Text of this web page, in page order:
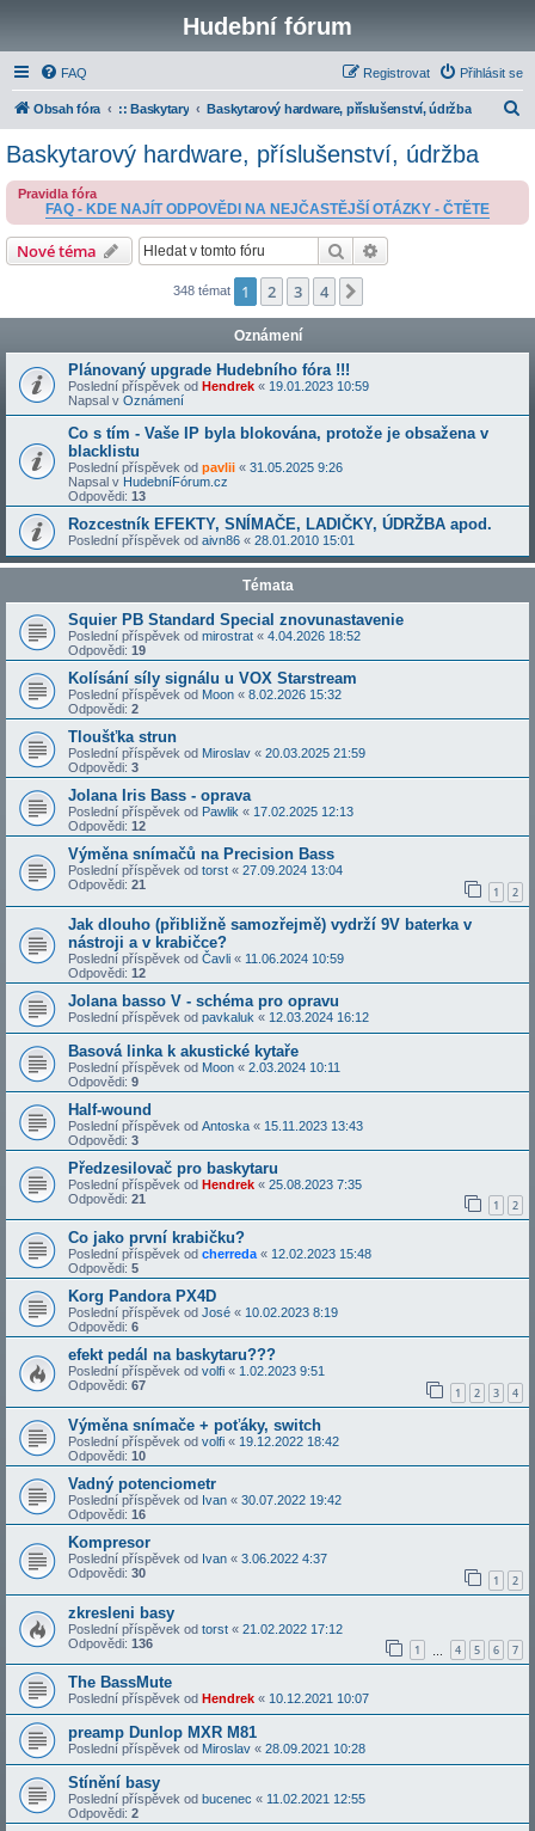
Hudební fórum
FAQ Přihlásit se
Registrovat
Obsah fóra :: Baskytary Baskytarový hardware, příslušenství, údržba
a
Baskytarový hardware, příslušenství, údržba
Pravidla fóra
FAQ - KDE NAJÍT ODPOVĚDI NA NEJČASTĚJŠÍ OTÁZKY - ČTĚTE
Nové téma Hledat
348 témat 1 2 3 4
Oznámení
Plánovaný upgrade Hudebního fóra !!!
Poslední příspěvek od Hendrek « 19.01.2023 10:59
Napsal v Oznámení
Co s tím - Vaše IP byla blokována, protože je obsažena v
blacklistu
Poslední příspěvek od pavlii « 31.05.2025 9:26
Napsal v HudebníFórum.cz
Odpovědi: 13
Rozcestník EFEKTY, SNÍMAČE, LADIČKY, ÚDRŽBA apod.
Poslední příspěvek od aivn86 « 28.01.2010 15:01
Témata
Squier PB Standard Special znovunastavenie
Poslední příspěvek od mirostrat « 4.04.2026 18:52
Odpovědi: 19
Kolísání síly signálu u VOX Starstream
Poslední příspěvek od Moon « 8.02.2026 15:32
Odpovědi: 2
Tloušťka strun
Poslední příspěvek od Miroslav « 20.03.2025 21:59
Odpovědi: 3
Jolana Iris Bass - oprava
Poslední příspěvek od Pawlik « 17.02.2025 12:13
Odpovědi: 12
Výměna snímačů na Precision Bass
Poslední příspěvek od torst « 27.09.2024 13:04
Odpovědi: 21 1 2
Jak dlouho (přibližně samozřejmě) vydrží 9V baterka v
nástroji a v krabičce?
Poslední příspěvek od Čavli « 11.06.2024 10:59
Odpovědi: 12
Jolana basso V - schéma pro opravu
Poslední příspěvek od pavkaluk « 12.03.2024 16:12
Basová linka k akustické kytaře
Poslední příspěvek od Moon « 2.03.2024 10:11
Odpovědi: 9
Half-wound
Poslední příspěvek od Antoska « 15.11.2023 13:43
Odpovědi: 3
Předzesilovač pro baskytaru
Poslední příspěvek od Hendrek « 25.08.2023 7:35
Odpovědi: 21 1 2
Co jako první krabičku?
Poslední příspěvek od cherreda « 12.02.2023 15:48
Odpovědi: 5
Korg Pandora PX4D
Poslední příspěvek od José « 10.02.2023 8:19
Odpovědi: 6
efekt pedál na baskytaru???
Poslední příspěvek od volfi « 1.02.2023 9:51
Odpovědi: 67 1 2 3 4
Výměna snímače + poťáky, switch
Poslední příspěvek od volfi « 19.12.2022 18:42
Odpovědi: 10
Vadný potenciometr
Poslední příspěvek od Ivan « 30.07.2022 19:42
Odpovědi: 16
Kompresor
Poslední příspěvek od Ivan « 3.06.2022 4:37
Odpovědi: 30 1 2
zkresleni basy
Poslední příspěvek od torst « 21.02.2022 17:12
Odpovědi: 136 1 4 5 6 7
The BassMute
Poslední příspěvek od Hendrek « 10.12.2021 10:07
preamp Dunlop MXR M81
Poslední příspěvek od Miroslav « 28.09.2021 10:28
Stínění basy
Poslední příspěvek od bucenec « 11.02.2021 12:55
Odpovědi: 2